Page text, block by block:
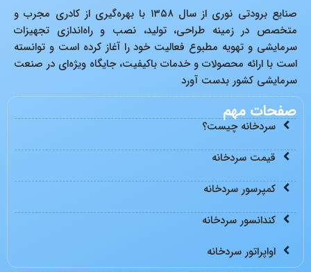
صنایع برودتی نوری از سال ۱۳۵۸ با بهره‌گیری از کادری مجرب و
متخصص در زمینه طراحی، تولید، نصب و راه‌اندازی تجهیزات
سرمایشی و تهویه مطبوع فعالیت خود را آغاز کرده است و توانسته
است با ارائه محصولات و خدمات باکیفیت، جایگاه ویژه‌ای در صنعت
سرمایشی کشور بدست آورد
صفحات مهم
سردخانه چیست؟
قیمت سردخانه
کمپرسور سردخانه
کندانسور سردخانه
اواپراتور سردخانه